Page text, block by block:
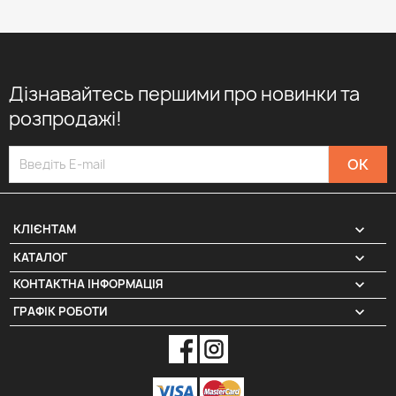
Дізнавайтесь першими про новинки та
розпродажі!
КЛІЄНТАМ 
КАТАЛОГ 
КОНТАКТНА ІНФОРМАЦІЯ keyboard_arrow_down
ГРАФІК РОБОТИ keyboard_arrow_down